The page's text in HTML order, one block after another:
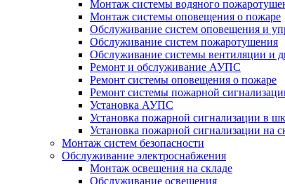
Монтаж системы водяного
Монтаж системы оповещения о пожаре
Обслуживание систем оповещения и
Обслуживание систем пожаротушения
Обслуживание системы вентиляции и
Ремонт и обслуживание АУПС
Ремонт системы оповещения о пожаре
Ремонт системы пожарной
Установка АУПС
Установка пожарной сигнализации в
Установка пожарной сигнализации на
Монтаж систем безопасности
Обслуживание электроснабжения
Монтаж освещения на складе
Обслуживание освещения